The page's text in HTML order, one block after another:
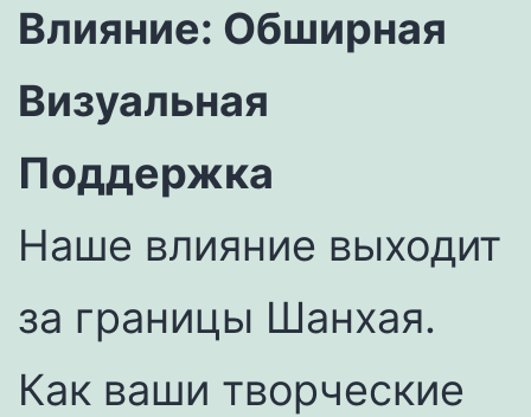
Влияние: Обширная
Визуальная
Поддержка
Наше влияние выходит
за границы Шанхая.
Как ваши творческие